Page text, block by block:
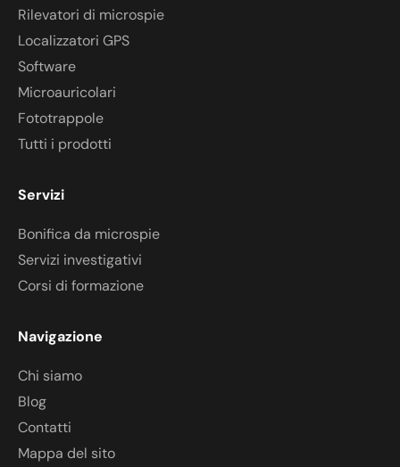
Rilevatori di microspie
Localizzatori GPS
Software
Microauricolari
Fototrappole
Tutti i prodotti
Servizi
Bonifica da microspie
Servizi investigativi
Corsi di formazione
Navigazione
Chi siamo
Blog
Contatti
Mappa del sito